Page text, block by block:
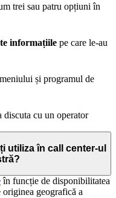
trei sau patru opțiuni în
informațiile pe care le-au
și programul de
discuta cu un operator
utiliza în call center-ul
în funcție de disponibilitatea
originea geografică a